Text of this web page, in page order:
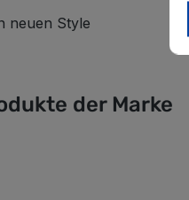
neuen Style
der Marke